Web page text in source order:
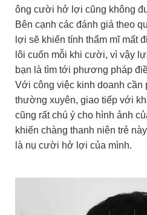
ông cười hở lợi cũng không
Bên cạnh các đánh giá theo
lợi sẽ khiến tính thẩm mĩ mất
lôi cuốn mỗi khi cười, vì vậy
bạn là tìm tới phương pháp
Với công việc kinh doanh cần
thường xuyên, giao tiếp với
cũng rất chú ý cho hình ảnh
khiến chàng thanh niên trẻ
là nụ cười hở lợi của mình.